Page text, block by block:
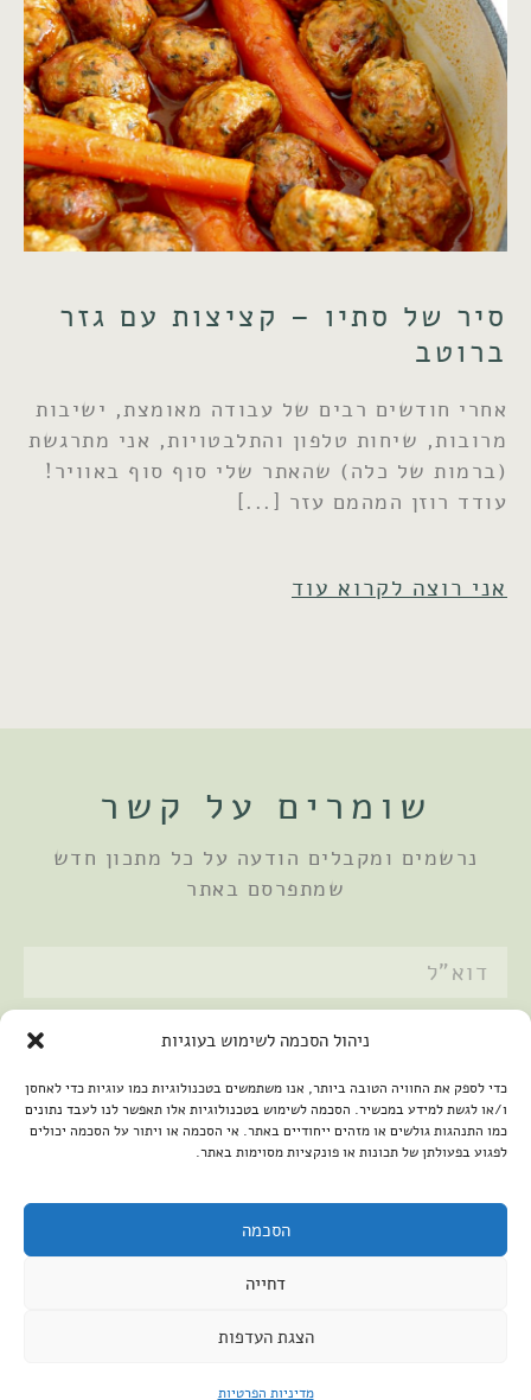
ניהול הסכמה לשימוש בעוגיות
כדי לספק את החוויה הטובה ביותר, אנו משתמשים בטכנולוגיות כמו עוגיות כדי לאחסן
ו/או לגשת למידע במכשיר. הסכמה לשימוש בטכנולוגיות אלו תאפשר לנו לעבד נתונים
כמו התנהגות גולשים או מזהים ייחודיים באתר. אי הסכמה או ויתור על הסכמה יכולים
לפגוע בפעולתן של תכונות או פונקציות מסוימות באתר.
הסכמה
דחייה
הצגת העדפות
מדיניות הפרטיות
סיר של סתיו – קציצות עם גזר
ברוטב
אחרי חודשים רבים של עבודה מאומצת, ישיבות
מרובות, שיחות טלפון והתלבטויות, אני מתרגשת
(ברמות של כלה) שהאתר שלי סוף סוף באוויר!
עודד רוזן המהמם עזר
אני רוצה לקרוא עוד
שומרים על קשר
נרשמים ומקבלים הודעה על כל מתכון חדש
שמתפרסם באתר
אני מאשר/ת אתמדיניות הפרטיות
שלחתי
הצהרת נגישות